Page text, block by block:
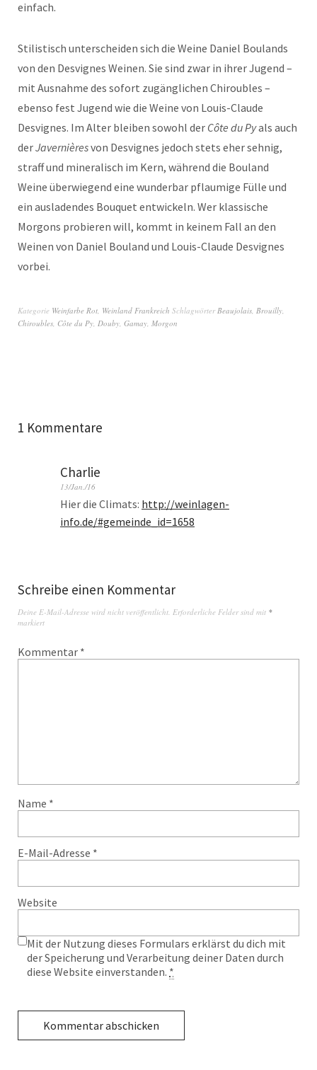
einfach.
Stilistisch unterscheiden sich die Weine Daniel Boulands
von den Desvignes Weinen. Sie sind zwar in ihrer Jugend –
mit Ausnahme des sofort zugänglichen Chiroubles –
ebenso fest Jugend wie die Weine von Louis-Claude
Desvignes. Im Alter bleiben sowohl der Côte du Pyals auch
derJavernièresvon Desvignes jedoch stets eher sehnig,
straff und mineralisch im Kern, während die Bouland
Weine überwiegend eine wunderbar pflaumige Fülle und
ein ausladendes Bouquet entwickeln. Wer klassische
Morgons probieren will, kommt in keinem Fall an den
Weinen von Daniel Bouland und Louis-Claude Desvignes
vorbei.
Kategorie Weinfarbe Rot, Weinland Frankreich SchlagwörterBeaujolais, Brouilly,
Chiroubles, Côte du Py, Douby, Gamay, Morgon
1 Kommentare
Charlie
13/Jan./16
Hier die Climats: http://weinlagen-
info.de/#gemeinde_id=1658
Schreibe einen Kommentar
Deine E-Mail-Adresse wird nicht veröffentlicht. Erforderliche Felder sind mit *
markiert
Kommentar *
Name *
E-Mail-Adresse *
Website
Mit der Nutzung dieses Formulars erklärst du dich mit
der Speicherung und Verarbeitung deiner Daten durch
diese Website einverstanden. *